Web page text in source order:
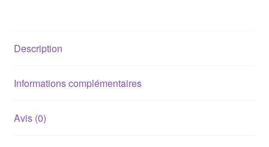
BMW
Description
Informations complémentaires
Avis (0)